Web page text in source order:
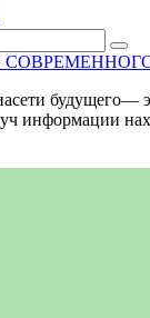
будущего—
информации